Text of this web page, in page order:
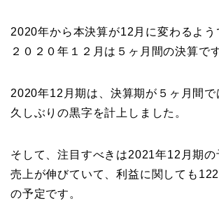
2020年から本決算が12月に変わるよう
２０２０年１２月は５ヶ月間の決算で
2020年12月期は、決算期が５ヶ月間で
久しぶりの黒字を計上しました。
そして、注目すべきは2021年12月期の
売上が伸びていて、利益に関しても
の予定です。